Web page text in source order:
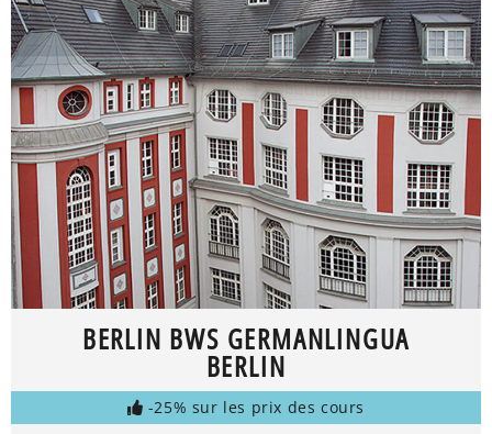
BERLIN BWS GERMANLINGUA
BERLIN
-25% sur les prix des cours